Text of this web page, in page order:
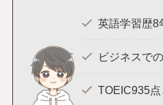
英語学習歴8
ビジネスで
TOEIC935